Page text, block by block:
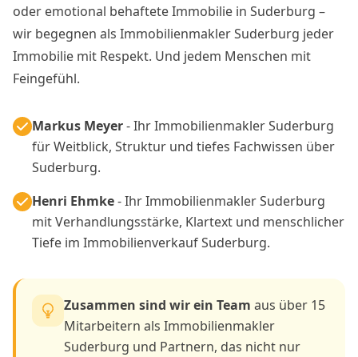
oder emotional behaftete Immobilie in Suderburg –
wir begegnen als Immobilienmakler Suderburg jeder
Immobilie mit Respekt. Und jedem Menschen mit
Feingefühl.
Markus Meyer- Ihr Immobilienmakler Suderburg
für Weitblick, Struktur und tiefes Fachwissen über
Suderburg.
Henri Ehmke- Ihr Immobilienmakler Suderburg
mit Verhandlungsstärke, Klartext und menschlicher
Tiefe im Immobilienverkauf Suderburg.
Zusammen sind wir ein Team aus über 15
Mitarbeitern als Immobilienmakler
Suderburg und Partnern, das nicht nur